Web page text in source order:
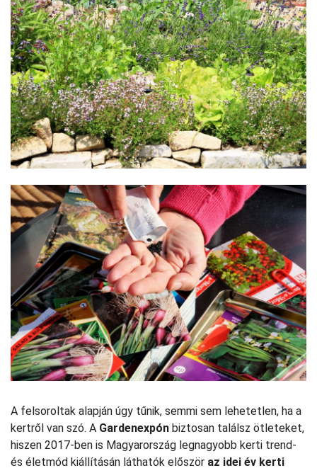
A felsoroltak alapján úgy tűnik, semmi sem lehetetlen, ha a
kertről van szó. A Gardenexpón biztosan találsz ötleteket,
hiszen 2017-ben is Magyarország legnagyobb kerti trend-
és életmód kiállításán láthatók először az idei év kerti